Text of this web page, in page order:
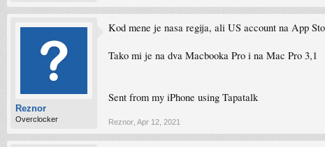
Reznor
Overclocker
Kod mene je nasa regija, ali US account na App
Tako mi je na dva Macbooka Pro i na Mac Pro 3,1
Sent from my iPhone using Tapatalk
Reznor Apr 12, 2021